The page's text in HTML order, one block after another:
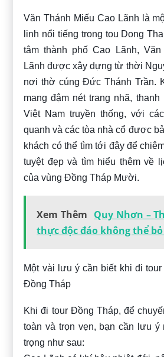
Văn Thánh Miếu Cao Lãnh là
linh nổi tiếng trong tou Dong
tâm thành phố Cao Lãnh,
Lãnh được xây dựng từ thời
nơi thờ cúng Đức Thánh Trần.
mang đậm nét trang nhã,
Việt Nam truyền thống, với
quanh và các tòa nhà cổ được
khách có thể tìm tới đây để
tuyệt đẹp và tìm hiểu thêm về
của vùng Đồng Tháp Mười.
Xem Thêm Quy Nhơn –
thực độc đáo không thể
Một vài lưu ý cần biết khi đi
Đồng Tháp
Khi đi tour Đồng Tháp, để
toàn và trọn vẹn, bạn cần lưu ý
trọng như sau: